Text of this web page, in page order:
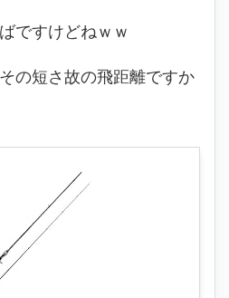
ですけどねｗｗ
の短さ故の飛距離ですか